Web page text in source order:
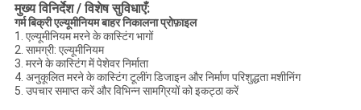
मुख्य विनिर्देश / विशेष सुविधाएँ:
गर्म बिक्री एल्यूमीनियम बाहर निकालना प्रोफ़ाइल
1. एल्यूमीनियम मरने के कास्टिंग भागों
2. सामग्री: एल्यूमीनियम
3. मरने के कास्टिंग में पेशेवर निर्माता
4. अनुकूलित मरने के कास्टिंग टूलींग डिजाइन और निर्माण परिशुद्धता मशीनिंग
5. उपचार समाप्त करें और विभिन्न सामग्रियों को इकट्ठा करें